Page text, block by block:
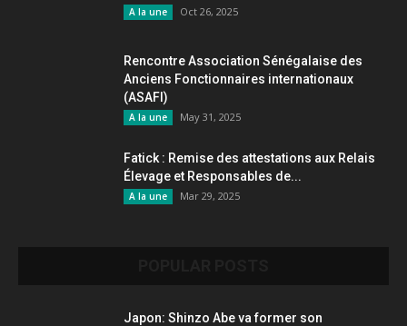
A la une Oct 26, 2025
Rencontre Association Sénégalaise des
Anciens Fonctionnaires internationaux
(ASAFI)
A la une May 31, 2025
Fatick : Remise des attestations aux Relais
Élevage et Responsables de...
A la une Mar 29, 2025
Japon: Shinzo Abe va former son